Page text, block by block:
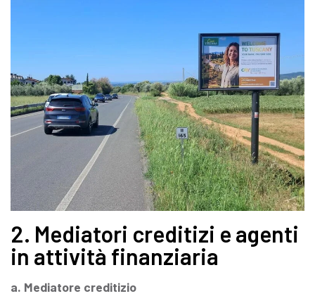
2. Mediatori creditizi e agenti
in attività finanziaria
a. Mediatore creditizio